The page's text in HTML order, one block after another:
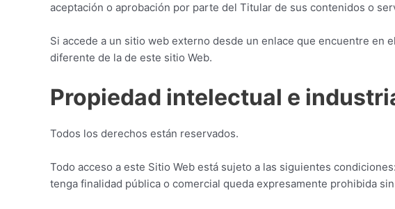
aceptación o aprobación por parte del Titular de sus contenidos o
Si accede a un sitio web externo desde un enlace que encuentre
diferente de la de este sitio Web.
Propiedad intelectual e
Todos los derechos están reservados.
Todo acceso a este Sitio Web está sujeto a las siguientes
tenga finalidad pública o comercial queda expresamente prohibida